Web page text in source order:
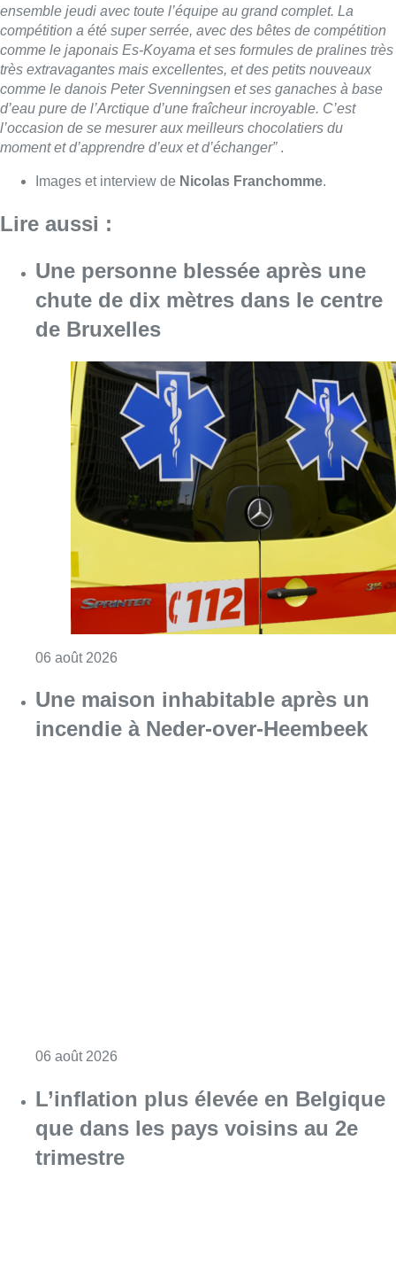
ensemble jeudi avec toute l’équipe au grand complet. La
compétition a été super serrée, avec des bêtes de compétition
comme le japonais Es-Koyama et ses formules de pralines très
très extravagantes mais excellentes, et des petits nouveaux
comme le danois Peter Svenningsen et ses ganaches à base
d’eau pure de l’Arctique d’une fraîcheur incroyable. C’est
l’occasion de se mesurer aux meilleurs chocolatiers du
moment et d’apprendre d’eux et d’échanger”.
Images et interview de Nicolas Franchomme.
Lire aussi :
Une personne blessée après une
chute de dix mètres dans le centre
de Bruxelles
06 août 2026
Une maison inhabitable après un
incendie à Neder-over-Heembeek
06 août 2026
L’inflation plus élevée en Belgique
que dans les pays voisins au 2e
trimestre